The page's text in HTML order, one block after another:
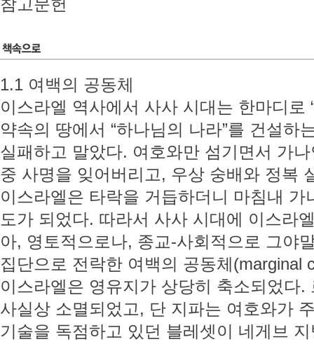
참고문헌
1.1 여백의 공동체
이스라엘 역사에서 사사 시대는 한마디로
약속의 땅에서 “하나님의 나라”를 건설하
실패하고 말았다. 여호와만 섬기면서 가
중 사명을 잊어버리고, 우상 숭배와 정복
이스라엘은 타락을 거듭하더니 마침내
도가 되었다. 따라서 사사 시대에 이스라
아, 영토적으로나, 종교-사회적으로 그야
집단으로 전락한 여백의 공동체(marginal
이스라엘은 영유지가 상당히 축소되었다
사실상 소멸되었고, 단 지파는 여호와가
기술을 독점하고 있던 블레셋이 네게브